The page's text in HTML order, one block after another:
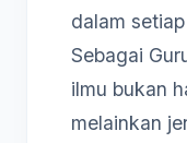
dalam
Sebagai
ilmu bukan
melainkan